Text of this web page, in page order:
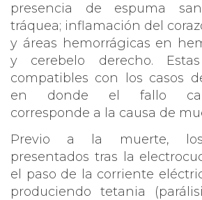
presencia de espuma
tráquea; inflamación del
y áreas hemorrágicas en
y cerebelo derecho.
compatibles con los casos
en donde el fallo
corresponde a la causa de
Previo a la muerte, los
presentados tras la
el paso de la corriente
produciendo tetania